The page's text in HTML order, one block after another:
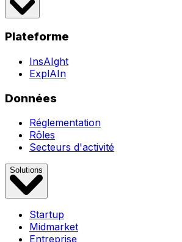
Plateforme
InsAIght
ExplAIn
Données
Réglementation
Rôles
Secteurs d'activité
Solutions
Startup
Midmarket
Entreprise